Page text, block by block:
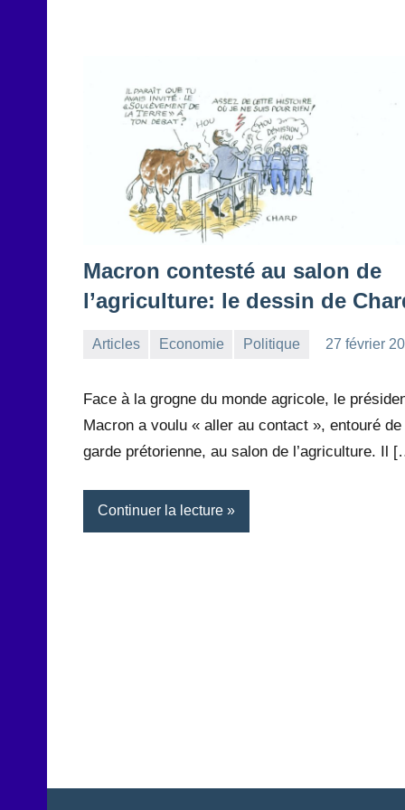
Macron contesté au salon de
l’agriculture: le dessin de
Articles Economie Politique
27 février
Face à la grogne du monde agricole, le
Macron a voulu « aller au contact », entouré de
garde prétorienne, au salon de l’agriculture. Il
Continuer la lecture